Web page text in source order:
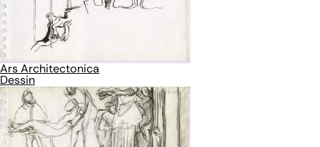
Ars Architectonica
Dessin